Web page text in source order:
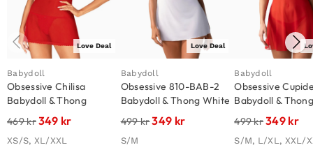
Love Deal
Babydoll
Obsessive Chilisa
Babydoll & Thong
469kr349 kr
XS/S, XL/XXL
Love Deal
Babydoll
Obsessive 810-BAB-2
Babydoll & Thong White
499kr349 kr
S/M
Babydoll
Obsessive
Babydoll &
499kr349 kr
S/M, L/XL, XXL/